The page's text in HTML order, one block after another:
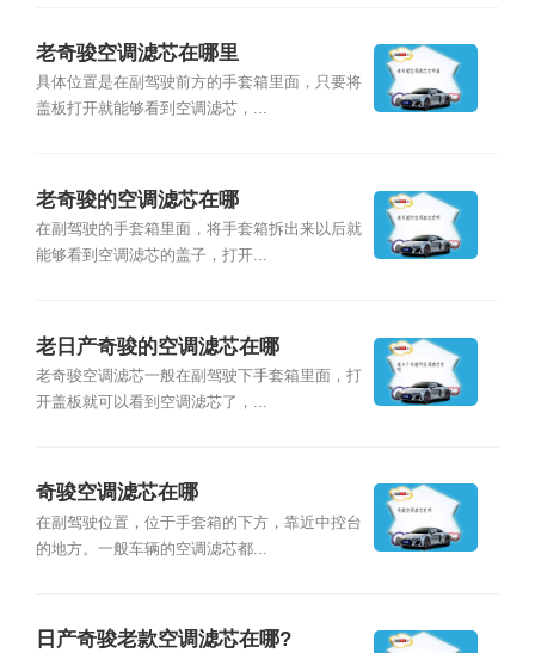
老奇骏空调滤芯在哪里
具体位置是在副驾驶前方的手套箱里面，只要将
盖板打开就能够看到空调滤芯，...
老奇骏的空调滤芯在哪
在副驾驶的手套箱里面，将手套箱拆出来以后就
能够看到空调滤芯的盖子，打开...
老日产奇骏的空调滤芯在哪
老奇骏空调滤芯一般在副驾驶下手套箱里面，打
开盖板就可以看到空调滤芯了，...
奇骏空调滤芯在哪
在副驾驶位置，位于手套箱的下方，靠近中控台
的地方。一般车辆的空调滤芯都...
日产奇骏老款空调滤芯在哪?